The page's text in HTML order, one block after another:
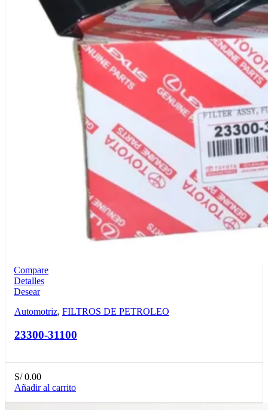
Compare
Detalles
Desear
Automotriz, FILTROS DE PETROLEO
23300-31100
S/0.00
Añadir al carrito